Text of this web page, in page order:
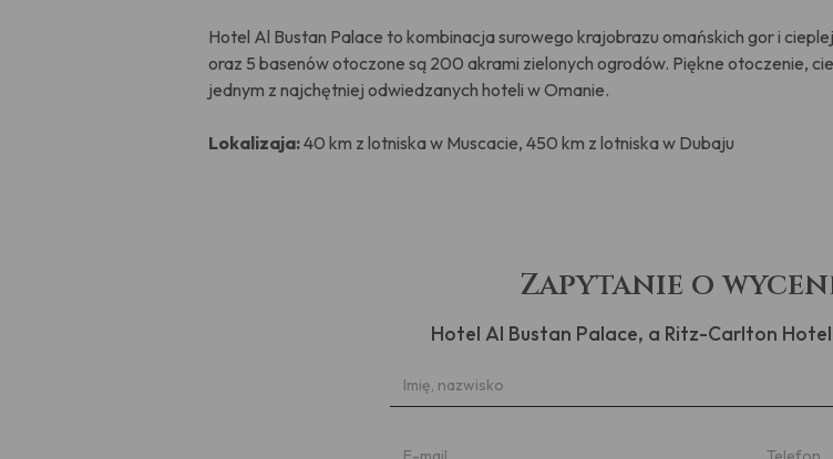
Hotel Al Bustan Palace to kombinacja surowego krajobrazu omańskich gor i
oraz 5 basenów otoczone są 200 akrami zielonych ogrodów. Piękne otoczenie,
jednym z najchętniej odwiedzanych hoteli w Omanie.
Lokalizaja:40 km z lotniska w Muscacie, 450 km z lotniska w Dubaju
Zapytanie o
Hotel Al Bustan Palace, a Ritz-Carlton